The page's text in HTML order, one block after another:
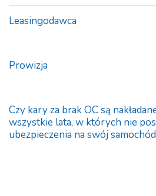
Leasingodawca
Prowizja
Czy kary za brak OC są
wszystkie lata, w których nie
ubezpieczenia na swój